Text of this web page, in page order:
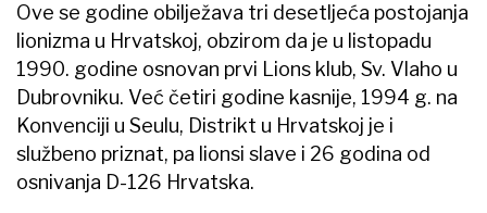
Ove se godine obilježava tri desetljeća postojanja
lionizma u Hrvatskoj, obzirom da je u listopadu
1990. godine osnovan prvi Lions klub, Sv. Vlaho u
Dubrovniku. Već četiri godine kasnije, 1994 g. na
Konvenciji u Seulu, Distrikt u Hrvatskoj je i
službeno priznat, pa lionsi slave i 26 godina od
osnivanja D-126 Hrvatska.